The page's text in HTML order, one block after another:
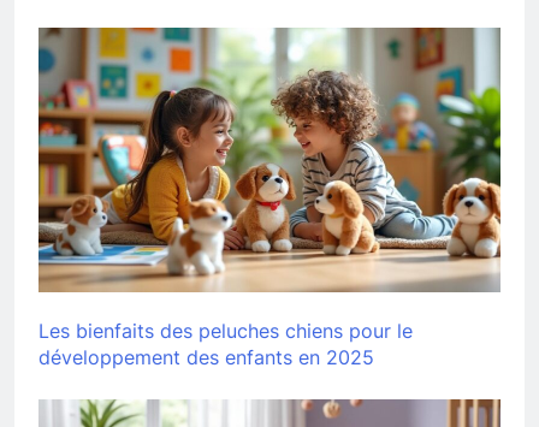
Les bienfaits des peluches chiens pour le
développement des enfants en 2025